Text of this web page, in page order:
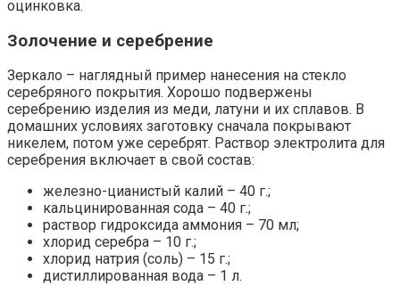
оцинковка.
Золочение и серебрение
Зеркало – наглядный пример нанесения на стекло
серебряного покрытия. Хорошо подвержены
серебрению изделия из меди, латуни и их сплавов. В
домашних условиях заготовку сначала покрывают
никелем, потом уже серебрят. Раствор электролита для
серебрения включает в свой состав:
железно-цианистый калий – 40 г.;
кальцинированная сода – 40 г.;
раствор гидроксида аммония – 70 мл;
хлорид серебра – 10 г.;
хлорид натрия (соль) – 15 г.;
дистиллированная вода – 1 л.